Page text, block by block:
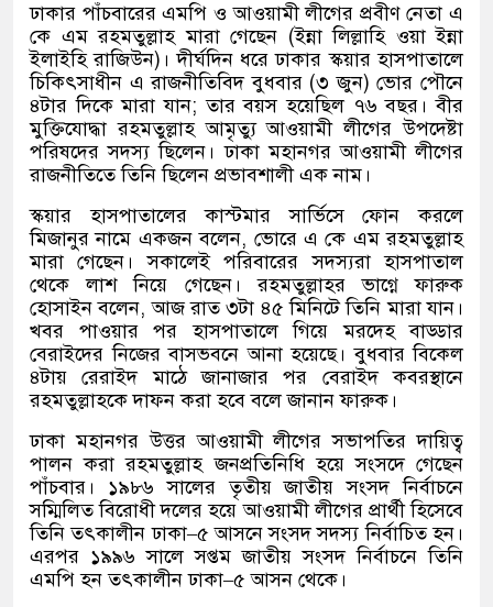
ঢাকার পাঁচবারের এমপি ও আওয়ামী লীগের প্রবীণ নেতা এ
কে এম রহমতুল্লাহ মারা গেছেন (ইন্না লিল্লাহি ওয়া ইন্না
ইলাইহি রাজিউন) ।দীর্ঘদিন ধরে ঢাকার স্কয়ার হাসপাতালে
চিকিৎসাধীন এ রাজনীতিবিদ বুধবার(৩ জুন)ভোর পৌনে
৪টার দিকে মারা যান;তার বয়স হয়েছিল ৭৬ বছর। বীর
মুক্তিযোদ্ধা রহমতুল্লাহ আমৃত্যু আওয়ামী লীগের উপদেষ্টা
পরিষদের সদস্য ছিলেন। ঢাকা মহানগর আওয়ামী লীগের
রাজনীতিতে তিনি ছিলেন প্রভাবশালী এক নাম।
স্কয়ার হাসপাতালের কাস্টমার সার্ভিসে ফোন করলে
মিজানুর নামে একজন বলেন, ভোরে এ কে এম রহমতুল্লাহ
মারা গেছেন। সকালেই পরিবারের সদস্যরা হাসপাতাল
থেকে লাশ নিয়ে গেছেন। রহমতুল্লাহর ভাগ্নে ফারুক
হোসাইন বলেন,আজ রাত ৩টা ৪৫ মিনিটে তিনি মারা যান।
খবর পাওয়ার পর হাসপাতালে গিয়ে মরদেহ বাড্ডার
বেরাইদের নিজের বাসভবনে আনা হয়েছে। বুধবার বিকেল
৪টায় রেরাইদ মাঠে জানাজার পর বেরাইদ কবরস্থানে
রহমতুল্লাহকে দাফন করা হবে বলে জানান ফারুক।
ঢাকা মহানগর উত্তর আওয়ামী লীগের সভাপতির দায়িত্ব
পালন করা রহমতুল্লাহ জনপ্রতিনিধি হয়ে সংসদে গেছেন
পাঁচবার। ১৯৮৬ সালের তৃতীয় জাতীয় সংসদ নির্বাচনে
সম্মিলিত বিরোধী দলের হয়ে আওয়ামী লীগের প্রার্থী হিসেবে
তিনি তৎকালীন ঢাকা–৫ আসনে সংসদ সদস্য নির্বাচিত হন।
এরপর ১৯৯৬ সালে সপ্তম জাতীয় সংসদ নির্বাচনে তিনি
এমপি হন তৎকালীন ঢাকা–৫ আসন থেকে।